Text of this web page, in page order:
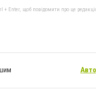
+ Enter, щоб повідомити про це